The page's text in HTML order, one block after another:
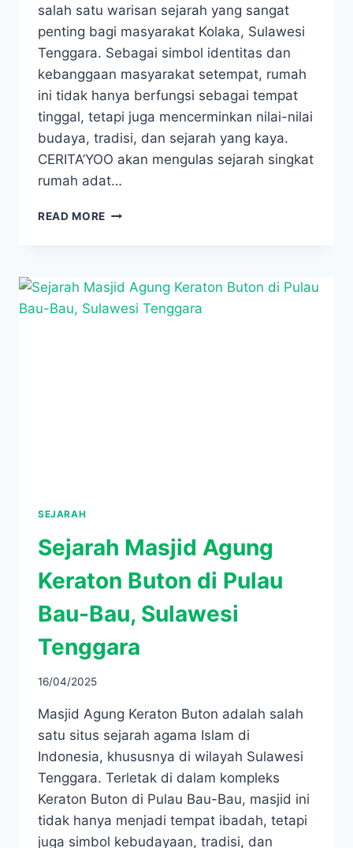
salah satu warisan sejarah yang sangat
penting bagi masyarakat Kolaka, Sulawesi
Tenggara. Sebagai simbol identitas dan
kebanggaan masyarakat setempat, rumah
ini tidak hanya berfungsi sebagai tempat
tinggal, tetapi juga mencerminkan nilai-nilai
budaya, tradisi, dan sejarah yang kaya.
CERITA’YOO akan mengulas sejarah singkat
rumah adat…
READ MORE MENGUPAS
MEKONGGA
RAHA
SEJARAH
Sejarah Masjid Agung
Keraton Buton di Pulau
Bau-Bau, Sulawesi
Tenggara
16/04/2025
Masjid Agung Keraton Buton adalah salah
satu situs sejarah agama Islam di
Indonesia, khususnya di wilayah Sulawesi
Tenggara. Terletak di dalam kompleks
Keraton Buton di Pulau Bau-Bau, masjid ini
tidak hanya menjadi tempat ibadah, tetapi
juga simbol kebudayaan, tradisi, dan